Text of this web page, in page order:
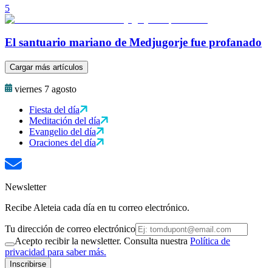
5
El santuario mariano de Medjugorje fue profanado
Cargar más artículos
viernes 7 agosto
Fiesta del día
Meditación del día
Evangelio del día
Oraciones del día
Newsletter
Recibe Aleteia cada día en tu correo electrónico.
Tu dirección de correo electrónico
Acepto recibir la newsletter. Consulta nuestra Política de
privacidad para saber más.
Inscribirse